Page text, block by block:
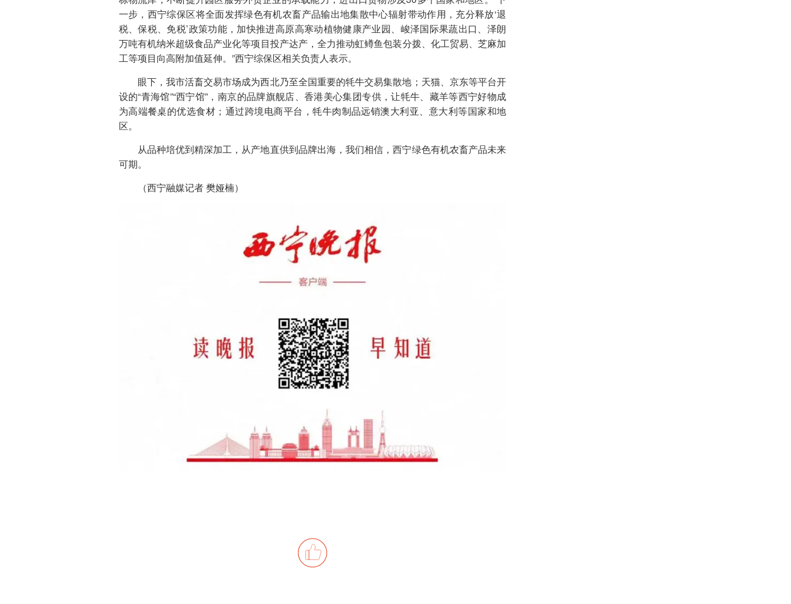
一步，西宁综保区将全面发挥绿色有机农畜产品输出地集散中心辐射带动作用，充分释放‘退
税、保税、免税’政策功能，加快推进高原高寒动植物健康产业园、峻泽国际果蔬出口、泽朗
万吨有机纳米超级食品产业化等项目投产达产，全力推动虹鳟鱼包装分拨、化工贸易、芝麻加
工等项目向高附加值延伸。”西宁综保区相关负责人表示。
眼下，我市活畜交易市场成为西北乃至全国重要的牦牛交易集散地；天猫、京东等平台开
设的“青海馆”“西宁馆”，南京的品牌旗舰店、香港美心集团专供，让牦牛、藏羊等西宁好物成
为高端餐桌的优选食材；通过跨境电商平台，牦牛肉制品远销澳大利亚、意大利等国家和地
区。
从品种培优到精深加工，从产地直供到品牌出海，我们相信，西宁绿色有机农畜产品未来
可期。
（西宁融媒记者 樊娅楠）